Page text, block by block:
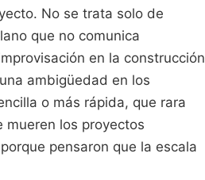
No se trata solo de
que no comunica
en la construcción
ambigüedad en los
o más rápida, que rara
los proyectos
pensaron que la escala